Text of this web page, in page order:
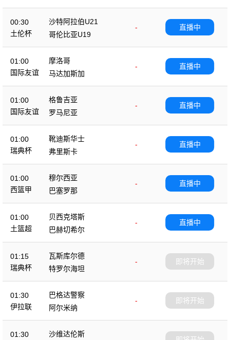
00:30
土伦杯
沙特阿拉伯U21
-
哥伦比亚U19
直播中
01:00
国际友谊
摩洛哥
-
马达加斯加
直播中
01:00
国际友谊
格鲁吉亚
-
罗马尼亚
直播中
01:00
瑞典杯
靴迪斯华士
-
弗里斯卡
直播中
01:00
西篮甲
穆尔西亚
-
巴塞罗那
直播中
01:00
土篮超
贝西克塔斯
-
巴赫切希尔
直播中
01:15
瑞典杯
瓦斯库尔德
-
特罗尔海坦
即将开始
01:30
伊拉联
巴格达警察
-
阿尔米纳
即将开始
01:30 沙维达伦斯